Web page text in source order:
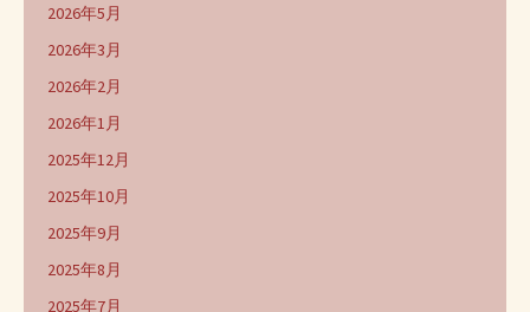
2026年5月
2026年3月
2026年2月
2026年1月
2025年12月
2025年10月
2025年9月
2025年8月
2025年7月